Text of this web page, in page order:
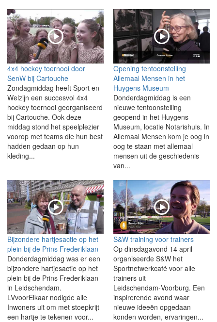
4x4 hockey toernooi door
SenW bij Cartouche
Zondagmiddag heeft Sport en
Welzijn een succesvol 4x4
hockey toernooi georganiseerd
bij Cartouche. Ook deze
middag stond het speelplezier
voorop met teams die hun best
hadden gedaan op hun
kleding...
Opening tentoonstelling
Allemaal Mensen in het
Huygens Museum
Donderdagmiddag is een
nieuwe tentoonstelling
geopend in het Huygens
Museum, locatie Notarishuis. In
Allemaal Mensen kom je oog in
oog te staan met allemaal
mensen uit de geschiedenis
van...
Bijzondere hartjesactie op het
plein bij de Prins Frederiklaan
Donderdagmiddag was er een
bijzondere hartjesactie op het
plein bij de Prins Frederiklaan
in Leidschendam.
LVvoorElkaar nodigde alle
Inwoners uit om met stoepkrijt
een hartje te tekenen voor...
S&W training voor trainers
Op dinsdagavond 14 april
organiseerde S&W het
Sportnetwerkcafé voor alle
trainers uit
Leidschendam‑Voorburg. Een
inspirerende avond waar
nieuwe ideeën opgedaan
konden worden, ervaringen...